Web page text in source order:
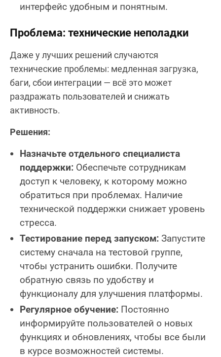
интерфейс удобным и понятным.
Проблема: технические неполадки
Даже у лучших решений случаются
технические проблемы: медленная загрузка,
баги, сбои интеграции — всё это может
раздражать пользователей и снижать
активность.
Решения:
Назначьте отдельного специалиста
поддержки: Обеспечьте сотрудникам
доступ к человеку, к которому можно
обратиться при проблемах. Наличие
технической поддержки снижает уровень
стресса.
Тестирование перед запуском: Запустите
систему сначала на тестовой группе,
чтобы устранить ошибки. Получите
обратную связь по удобству и
функционалу для улучшения платформы.
Регулярное обучение: Постоянно
информируйте пользователей о новых
функциях и обновлениях, чтобы все были
в курсе возможностей системы.